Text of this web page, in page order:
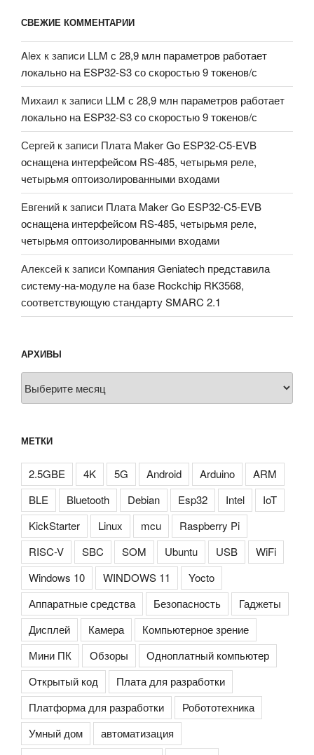
СВЕЖИЕ КОММЕНТАРИИ
Alex к записи LLM с 28,9 млн параметров работает
локально на ESP32-S3 со скоростью 9 токенов/с
Михаил к записи LLM с 28,9 млн параметров работает
локально на ESP32-S3 со скоростью 9 токенов/с
Сергей к записи Плата Maker Go ESP32-C5-EVB
оснащена интерфейсом RS-485, четырьмя реле,
четырьмя оптоизолированными входами
Евгений к записи Плата Maker Go ESP32-C5-EVB
оснащена интерфейсом RS-485, четырьмя реле,
четырьмя оптоизолированными входами
Алексей к записи Компания Geniatech представила
систему-на-модуле на базе Rockchip RK3568,
соответствующую стандарту SMARC 2.1
АРХИВЫ
МЕТКИ
2.5GBE 4K 5G Android Arduino
ARM
BLE
Bluetooth Debian Esp32 Intel
IoT
KickStarter
Linux mcu
Raspberry Pi
RISC-V
SBC SOM Ubuntu USB
WiFi
Windows 10
WINDOWS 11
Yocto
Аппаратные средства
Безопасность
Гаджеты
Дисплей
Камера
Компьютерное зрение
Мини ПК
Обзоры
Одноплатный компьютер
Открытый код
Плата для разработки
Платформа для разработки
Робототехника
Умный дом
автоматизация